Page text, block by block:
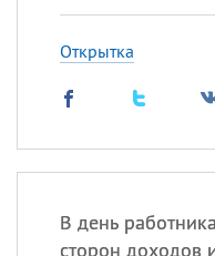
Открытка
В день
сторон доходов